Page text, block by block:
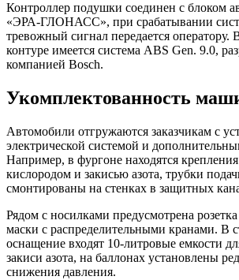
Контроллер подушки соединен с блоком
«ЭРА-ГЛОНАСС», при срабатывании
тревожный сигнал передается оператору.
контуре имеется система ABS Gen. 9.0,
компанией Bosch.
Укомплектованность
Автомобили отгружаются заказчикам с
электрической системой и
Например, в фургоне находятся
кислородом и закисью азота, трубки
смонтированы на стенках в защитных
Рядом с носилками предусмотрена
маски с распределительными кранами. В
оснащение входят 10-литровые емкости
закиси азота, на баллонах установлены
снижения давления.